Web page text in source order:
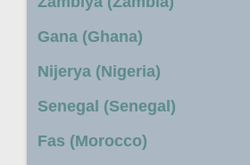
Gana (Ghana)
Nijerya (Nigeria)
Senegal (Senegal)
Fas (Morocco)